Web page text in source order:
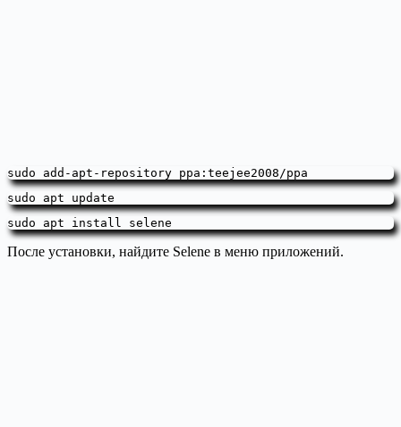
sudo add-apt-repository ppa:teejee2008/ppa
sudo apt update
sudo apt install selene
После установки, найдите Selene в меню приложений.